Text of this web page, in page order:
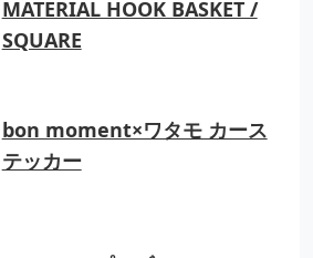
MATERIAL HOOK BASKET /
SQUARE
bon moment×ワタモ カース
テッカー